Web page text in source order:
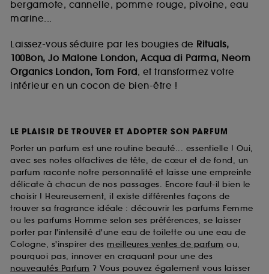
bergamote, cannelle, pomme rouge, pivoine, eau
marine...
Laissez-vous séduire par les bougies de Rituals,
100Bon, Jo Malone London, Acqua di Parma, Neom
Organics London, Tom Ford, et transformez votre
intérieur en un cocon de bien-être !
LE PLAISIR DE TROUVER ET ADOPTER SON PARFUM
Porter un parfum est une routine beauté... essentielle ! Oui,
avec ses notes olfactives de tête, de cœur et de fond, un
parfum raconte notre personnalité et laisse une empreinte
délicate à chacun de nos passages. Encore faut-il bien le
choisir ! Heureusement, il existe différentes façons de
trouver sa fragrance idéale : découvrir les parfums Femme
ou les parfums Homme selon ses préférences, se laisser
porter par l'intensité d'une eau de toilette ou une eau de
Cologne, s'inspirer des meilleures ventes de parfum ou,
pourquoi pas, innover en craquant pour une des
nouveautés Parfum ? Vous pouvez également vous laisser